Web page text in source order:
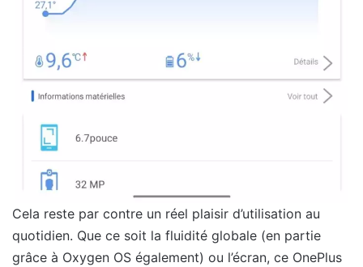
Cela reste par contre un réel plaisir d’utilisation au
quotidien. Que ce soit la fluidité globale (en partie
grâce à Oxygen OS également) ou l’écran, ce OnePlus